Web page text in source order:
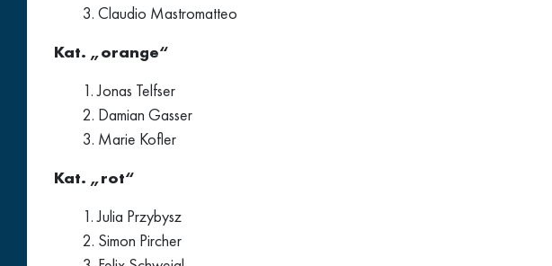
Claudio Mastromatteo
Kat. „orange“
Jonas Telfser
Damian Gasser
Marie Kofler
Kat. „rot“
Julia Przybysz
Simon Pircher